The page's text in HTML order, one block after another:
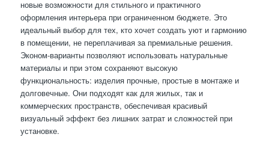
новые возможности для стильного и практичного
оформления интерьера при ограниченном бюджете. Это
идеальный выбор для тех, кто хочет создать уют и гармонию
в помещении, не переплачивая за премиальные решения.
Эконом-варианты позволяют использовать натуральные
материалы и при этом сохраняют высокую
функциональность: изделия прочные, простые в монтаже и
долговечные. Они подходят как для жилых, так и
коммерческих пространств, обеспечивая красивый
визуальный эффект без лишних затрат и сложностей при
установке.